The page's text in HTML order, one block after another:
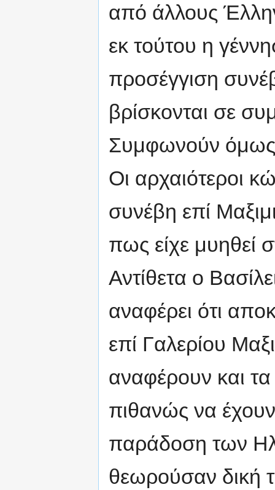
από άλλους
εκ τούτου η
προσέγγιση
βρίσκονται σε
Συμφωνούν όμως
Οι αρχαιότεροι
συνέβη επί
πως είχε μυηθεί
Αντίθετα ο
αναφέρει ότι
επί Γαλερίου
αναφέρουν και
πιθανώς να
παράδοση των
θεωρούσαν δική